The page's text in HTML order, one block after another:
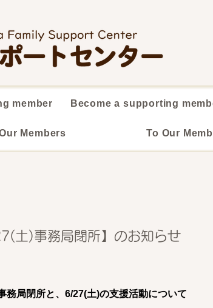
member Become a supporting
Members To Our
土)事務局閉所】のお知らせ
務局閉所と、6/27(土)の支援活動について